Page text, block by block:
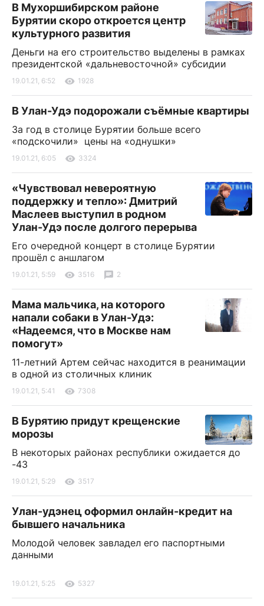
В Мухоршибирском районе
Бурятии скоро откроется центр
культурного развития
Деньги на его строительство выделены в рамках
президентской «дальневосточной» субсидии
19.01.21, 6:52 1928
В Улан-Удэ подорожали съёмные квартиры
За год в столице Бурятии больше всего
«подскочили» цены на «однушки»
19.01.21, 6:05 3324
«Чувствовал невероятную
поддержку и тепло»: Дмитрий
Маслеев выступил в родном
Улан-Удэ после долгого перерыва
Его очередной концерт в столице Бурятии
прошёл с аншлагом
19.01.21, 5:59 3516 2
Мама мальчика, на которого
напали собаки в Улан-Удэ:
«Надеемся, что в Москве нам
помогут»
11-летний Артем сейчас находится в реанимации
в одной из столичных клиник
19.01.21, 5:41 7308
В Бурятию придут крещенские
морозы
В некоторых районах республики ожидается до
-43
19.01.21, 5:29 3517
Улан-удэнец оформил онлайн-кредит на
бывшего начальника
Молодой человек завладел его паспортными
данными
19.01.21, 5:25 5327